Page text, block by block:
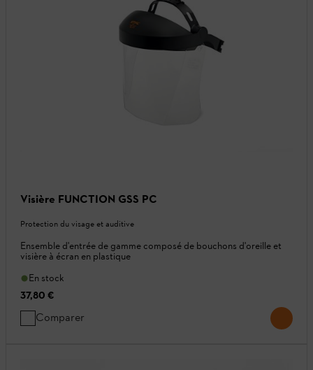
Visière FUNCTION GSS PC
Protection du visage et auditive
Ensemble d'entrée de gamme composé de bouchons d'oreille et
visière à écran en plastique
En stock
37,80 €
Comparer